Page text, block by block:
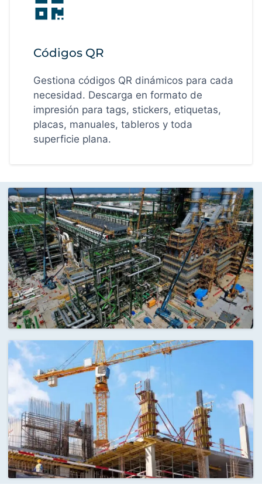
Códigos QR
Gestiona códigos QR dinámicos para cada
necesidad. Descarga en formato de
impresión para tags, stickers, etiquetas,
placas, manuales, tableros y toda
superficie plana.